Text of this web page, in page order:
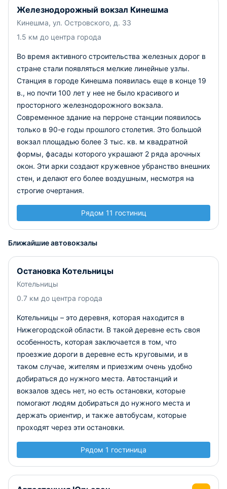
Железнодорожный вокзал Кинешма
Кинешма, ул. Островского, д. 33
1.5 км до центра города
Во время активного строительства железных дорог в
стране стали появляться мелкие линейные узлы.
Станция в городе Кинешма появилась еще в конце 19
в., но почти 100 лет у нее не было красивого и
просторного железнодорожного вокзала.
Современное здание на перроне станции появилось
только в 90-е годы прошлого столетия. Это большой
вокзал площадью более 3 тыс. кв. м квадратной
формы, фасады которого украшают 2 ряда арочных
окон. Эти арки создают кружевное убранство внешних
стен, и делают его более воздушным, несмотря на
строгие очертания.
Рядом 11 гостиниц
Ближайшие автовокзалы
Остановка Котельницы
Котельницы
0.7 км до центра города
Котельницы – это деревня, которая находится в
Нижегородской области. В такой деревне есть своя
особенность, которая заключается в том, что
проезжие дороги в деревне есть круговыми, и в
таком случае, жителям и приезжим очень удобно
добираться до нужного места. Автостанций и
вокзалов здесь нет, но есть остановки, которые
помогают людям добираться до нужного места и
держать ориентир, и также автобусам, которые
проходят через эти остановки.
Рядом 1 гостиница